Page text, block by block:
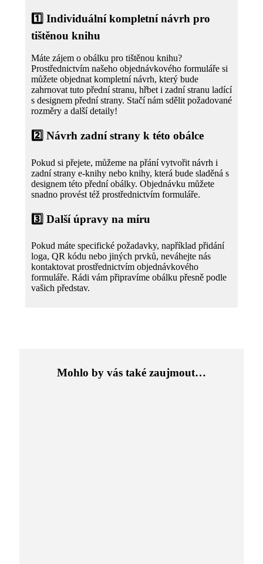
1️⃣ Individuální kompletní návrh pro
tištěnou knihu
Máte zájem o obálku pro tištěnou knihu?
Prostřednictvím našeho objednávkového formuláře si
můžete objednat kompletní návrh, který bude
zahrnovat tuto přední stranu, hřbet i zadní stranu ladící
s designem přední strany. Stačí nám sdělit požadované
rozměry a další detaily!
2️⃣ Návrh zadní strany k této obálce
Pokud si přejete, můžeme na přání vytvořit návrh i
zadní strany e-knihy nebo knihy, která bude sladěná s
designem této přední obálky. Objednávku můžete
snadno provést též prostřednictvím formuláře.
3️⃣ Další úpravy na míru
Pokud máte specifické požadavky, například přidání
loga, QR kódu nebo jiných prvků, neváhejte nás
kontaktovat prostřednictvím objednávkového
formuláře. Rádi vám připravíme obálku přesně podle
vašich představ.
Mohlo by vás také zaujmout…